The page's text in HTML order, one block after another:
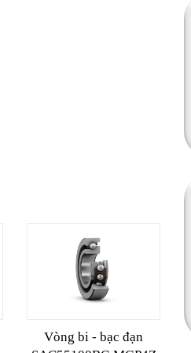
Vòng bi - bạc đạn